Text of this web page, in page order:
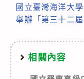
國立臺灣海洋大
舉辦「第三十二
相關內容